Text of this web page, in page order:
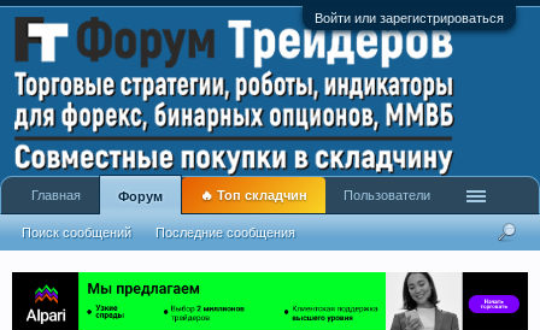
Войти или зарегистрироваться
Главная Форум
Поиск сообщений Последние сообщения
🔥 Топ складчин Пользователи